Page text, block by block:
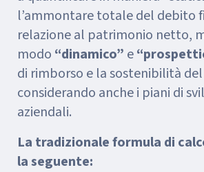
l’ammontare totale del debito
relazione al patrimonio netto,
modo “dinamico” e
di rimborso e la sostenibilità
considerando anche i piani di
aziendali.
La tradizionale formula di
la seguente: